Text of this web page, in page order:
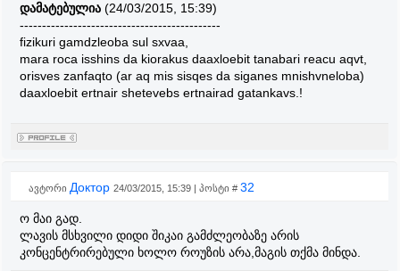
დამატებულია (24/03/2015, 15:39)
---------------------------------------------
fizikuri gamdzleoba sul sxvaa,
mara roca isshins da kiorakus daaxloebit tanabari reacu aqvt,
orisves zanfaqto (ar aq mis sisqes da siganes mnishvneloba)
daaxloebit ertnair shetevebs ertnairad gatankavs.!
ავტორი Доктор 24/03/2015, 15:39 | პოსტი # 32
ო მაი გად.
ლავის მსხვილი დიდი შიკაი გამძლეობაზე არის
კონცენტრირებული ხოლო როუზის არა,მაგის თქმა მინდა.